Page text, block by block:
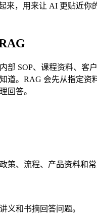
来，用来让 AI 更贴近你
部 SOP、课程资料、客
道。RAG 会先从指定资
回答。
策、流程、产品资料和常
义和书摘回答问题。